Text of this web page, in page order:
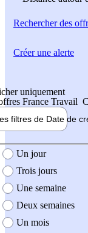
Rechercherdes
uniquement
France Travail
filtres de Date de
création de l'offre
Un jour
Trois jours
Une semaine
Deux semaines
Un mois
Créer une alerte